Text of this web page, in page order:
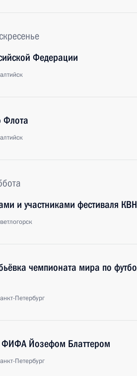
Федерации
Флота
и участниками фестиваля КВН
чемпионата мира по
Петербург
ФИФА Йозефом Блаттером
Петербург